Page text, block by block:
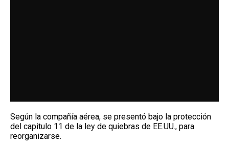
Según la compañía aérea, se presentó bajo la protección
del capitulo 11 de la ley de quiebras de EE.UU., para
reorganizarse.